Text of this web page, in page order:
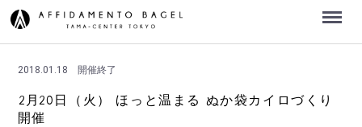
Menu
2018.01.18 開催終了
2月20日（火） ほっと温まる ぬか袋カイロづくり
開催